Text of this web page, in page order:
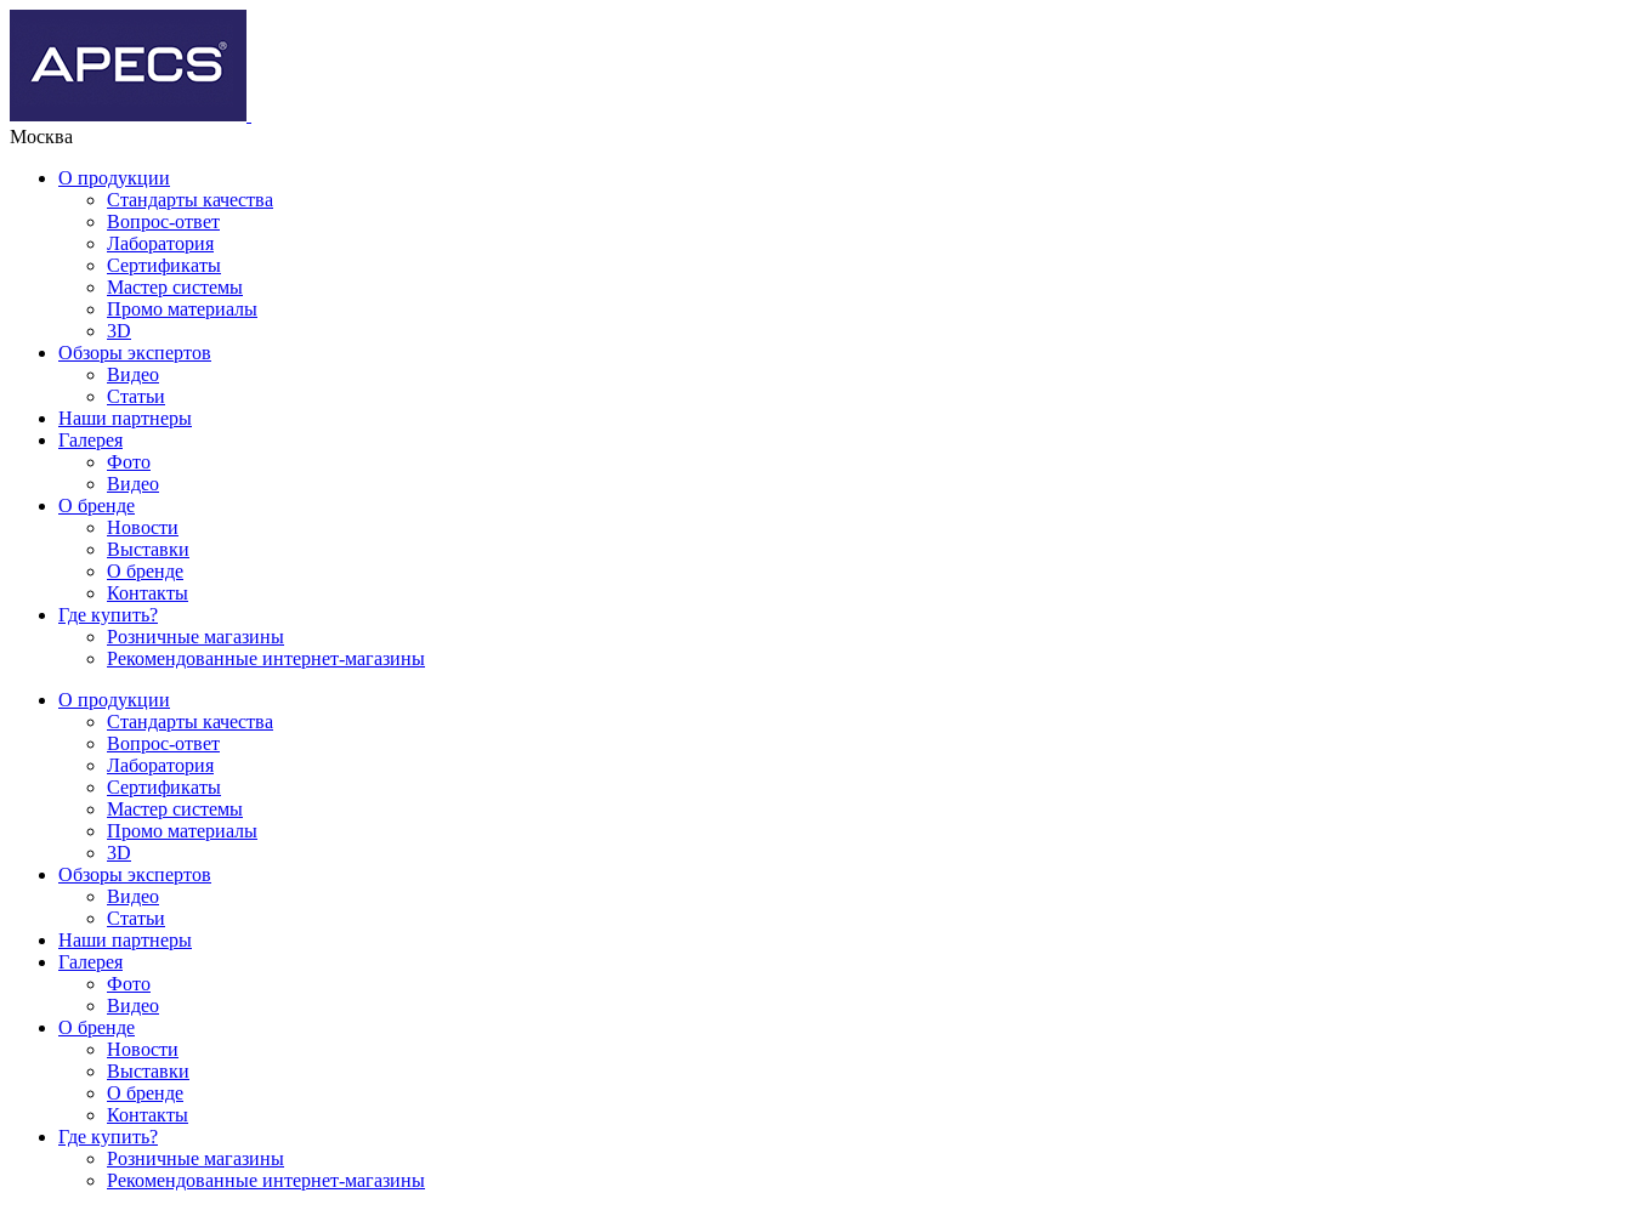
Москва
О продукции
Стандарты качества
Вопрос-ответ
Лаборатория
Сертификаты
Мастер системы
Промо материалы
3D
Обзоры экспертов
Видео
Статьи
Наши партнеры
Галерея
Фото
Видео
О бренде
Новости
Выставки
О бренде
Контакты
Где купить?
Розничные магазины
Рекомендованные интернет-магазины
О продукции
Стандарты качества
Вопрос-ответ
Лаборатория
Сертификаты
Мастер системы
Промо материалы
3D
Обзоры экспертов
Видео
Статьи
Наши партнеры
Галерея
Фото
Видео
О бренде
Новости
Выставки
О бренде
Контакты
Где купить?
Розничные магазины
Рекомендованные интернет-магазины